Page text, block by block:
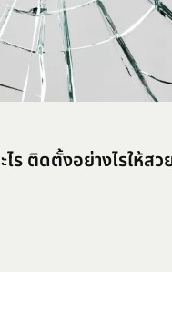
ร ติดตั้งอย่างไรให้สว